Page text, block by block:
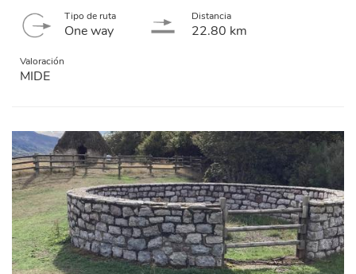
Tipo de ruta
One way
Distancia
22.80 km
Valoración
MIDE